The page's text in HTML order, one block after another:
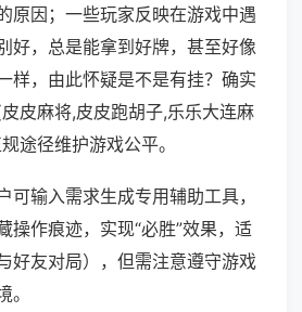
原因；一些玩家反映在游戏中遇
好，总是能拿到好牌，甚至好像
样，由此怀疑是不是有挂？确实
皮麻将,皮皮跑胡子,乐乐大连麻
途径维护游戏公平。
可输入需求生成专用辅助工具，
操作痕迹，实现“必胜”效果，适
好友对局），但需注意遵守游戏